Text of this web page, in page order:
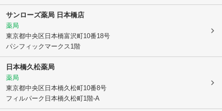
サンローズ薬局 日本橋店
薬局
東京都中央区 日本橋富沢町10番18号
パシフィックマークス1階
日本橋久松薬局
薬局
東京都中央区 日本橋久松町10番8号
フィルパーク日本橋久松町1階-A